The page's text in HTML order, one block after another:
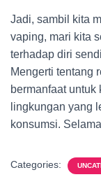
Jadi, sambil kita
vaping, mari kita
terhadap diri
Mengerti tentang
bermanfaat untuk
lingkungan yang
konsumsi.
Categories: